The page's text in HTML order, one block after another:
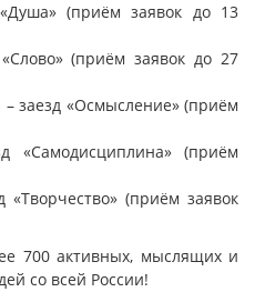
(приём заявок до 13
(приём заявок до 27
– заезд «Осмысление» (приём
«Самодисциплина» (приём
«Творчество» (приём заявок
700 активных, мыслящих и
со всей России!